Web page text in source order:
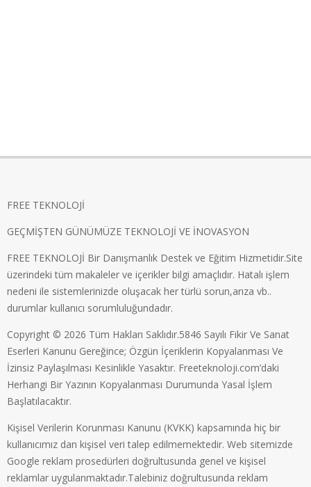
FREE TEKNOLOJİ
GEÇMİŞTEN GÜNÜMÜZE TEKNOLOJİ VE İNOVASYON
FREE TEKNOLOJİ Bir Danışmanlık Destek ve Eğitim Hizmetidir.Site
üzerindeki tüm makaleler ve içerikler bilgi amaçlıdır. Hatalı işlem
nedeni ile sistemlerinizde oluşacak her türlü sorun,arıza vb..
durumlar kullanıcı sorumluluğundadır.
Copyright © 2026 Tüm Hakları Saklıdır.5846 Sayılı Fikir Ve Sanat
Eserleri Kanunu Gereğince; Özgün İçeriklerin Kopyalanması Ve
İzinsiz Paylaşılması Kesinlikle Yasaktır. Freeteknoloji.com’daki
Herhangi Bir Yazının Kopyalanması Durumunda Yasal İşlem
Başlatılacaktır.
Kişisel Verilerin Korunması Kanunu (KVKK) kapsamında hiç bir
kullanıcımız dan kişisel veri talep edilmemektedir. Web sitemizde
Google reklam prosedürleri doğrultusunda genel ve kişisel
reklamlar uygulanmaktadır.Talebiniz doğrultusunda reklam